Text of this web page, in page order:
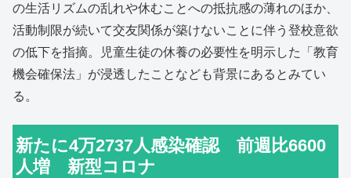
の生活リズムの乱れや休むことへの抵抗感の薄れのほか、
活動制限が続いて交友関係が築けないことに伴う登校意欲
の低下を指摘。児童生徒の休養の必要性を明示した「教育
機会確保法」が浸透したことなども背景にあるとみてい
る。
新たに4万2737人感染確認 前週比6600
人増 新型コロナ